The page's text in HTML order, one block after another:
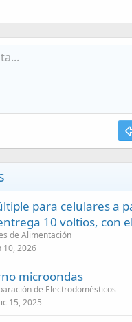
para celulares a
10 voltios, con
de Alimentación
10, 2026
microondas
de Electrodomésticos
15, 2025